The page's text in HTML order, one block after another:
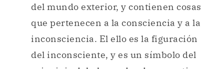
del mundo exterior, y contienen cosas
que pertenecen a la consciencia y a la
inconsciencia. El ello es la figuración
del inconsciente, y es un símbolo del